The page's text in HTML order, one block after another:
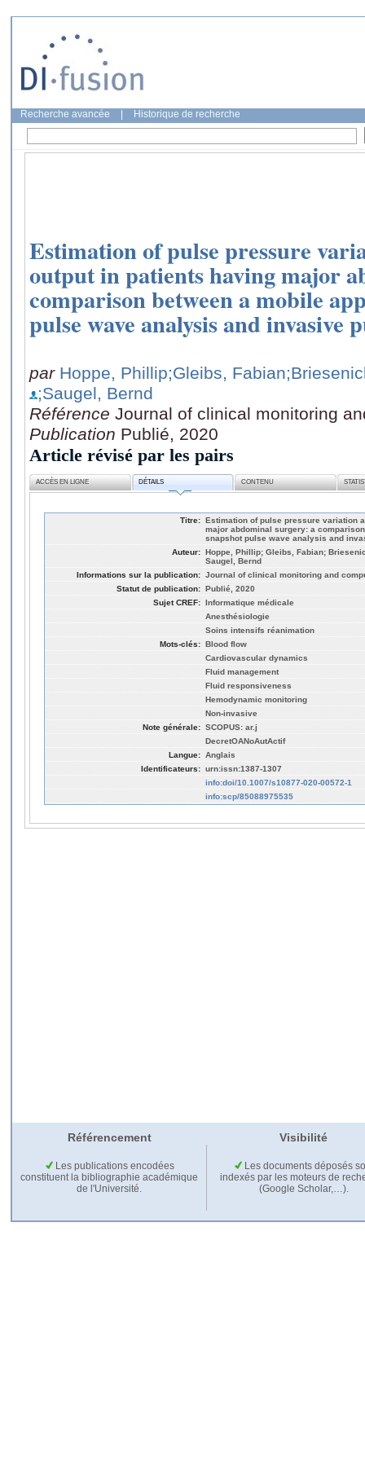
Recherche avancée Historique de recherche
Estimation of pulse pressure
output in patients having major
comparison between a mobile
pulse wave analysis and invasive
par Hoppe, Phillip;Gleibs, Fabian
;Saugel, Bernd
Référence Journal of clinical monitoring
Publication Publié, 2020
Article révisé par les pairs
ACCÈS EN LIGNE DÉTAILS CONTENU
Titre: Estimation of pulse pressure variation
major abdominal surgery: a
snapshot pulse wave analysis and
Auteur: Hoppe, Phillip; Gleibs, Fabian;
Saugel, Bernd
Informations sur la publication: Journal of clinical monitoring and
Statut de publication: Publié, 2020
Sujet CREF: Informatique médicale
Anesthésiologie
Soins intensifs réanimation
Mots-clés: Blood flow
Cardiovascular dynamics
Fluid management
Fluid responsiveness
Hemodynamic monitoring
Non-invasive
Note générale: SCOPUS: ar.j
DecretOANoAutActif
Langue: Anglais
Identificateurs: urn:issn:1387-1307
info:doi/10.1007/s10877-020-00572-1
info:scp/85088975535
Référencement Visibilité
Les publications encodées
constituent la bibliographie académique
de l'Université.
Les documents déposés
indexés par les moteurs de
(Google Scholar,…).